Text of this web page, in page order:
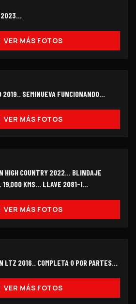
2023...
VER MÁS FOTOS
2019.. SEMINUEVA FUNCIONANDO...
VER MÁS FOTOS
HIGH COUNTRY 2022... BLINDAJE
KMS… LLAVE 2081-I...
VER MÁS FOTOS
LTZ 2016.. COMPLETA O POR PARTES...
VER MÁS FOTOS